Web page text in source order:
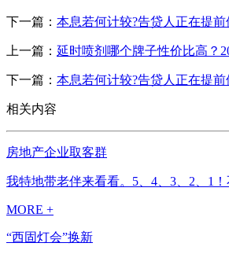
下一篇： 本息若何计较?告贷人正在提前
上一篇： 延时喷剂哪个牌子性价比高？
下一篇： 本息若何计较?告贷人正在提前
相关内容
房地产企业取客群
我特地带老伴来看看。5、4、3、2、1
MORE +
“西固灯会”换新